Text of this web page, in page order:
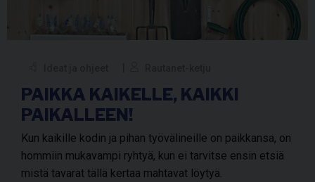
PAIKKA KAIKELLE, KAIKKI
PAIKALLEEN!
Kun kaikille kodin ja pihan työvälineille on paikkansa, on
hommiin mukavampi ryhtyä, kun ei tarvitse ensin etsiä
mistä tavarat tällä kertaa mahtavat löytyä.